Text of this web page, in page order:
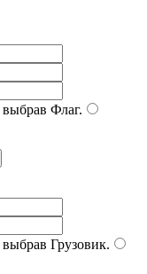
Флаг.
Грузовик.